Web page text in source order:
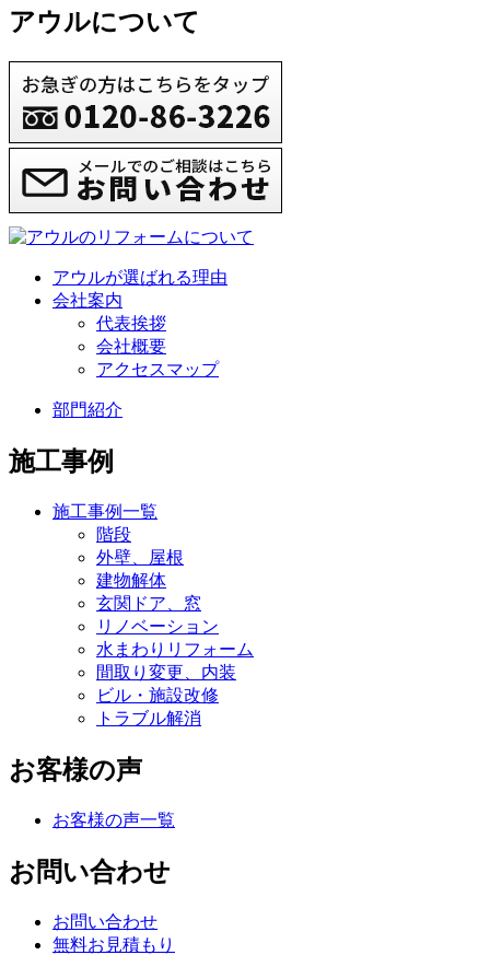
アウルについて
アウルが選ばれる理由
会社案内
代表挨拶
会社概要
アクセスマップ
部門紹介
施工事例
施工事例一覧
階段
外壁、屋根
建物解体
玄関ドア、窓
リノベーション
水まわりリフォーム
間取り変更、内装
ビル・施設改修
トラブル解消
お客様の声
お客様の声一覧
お問い合わせ
お問い合わせ
無料お見積もり